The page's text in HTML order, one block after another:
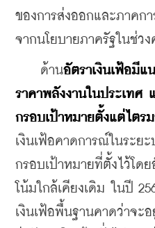
ของการส่งออกและภาคก
จากนโยบายภาครัฐในช่วง
ด้านอัตราเงินเฟ้อมี
ราคาพลังงานในประเทศ
กรอบเป้าหมายตั้งแต่ไตร
เงินเฟ้อคาดการณ์ในระย
กรอบเป้าหมายที่ตั้งไว้ โดย
โน้มใกล้เคียงเดิม ในปี
เงินเฟ้อพื้นฐานคาดว่าจะ